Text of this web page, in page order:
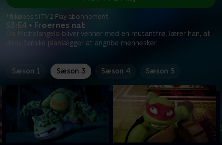
S3:E4 • Frøernes nat
Da Michelangelo bliver venner med en mutantfrø, lærer han, at
dens familie planlægger at angribe mennesker.
*tilkøbes til TV 2 Play abonnement
Sæson 1 Sæson 3 Sæson 4 Sæson 5